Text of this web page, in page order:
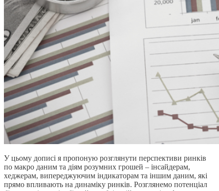
У цьому дописі я пропоную розглянути перспективи ринків
по макро даним та діям розумних грошей – інсайдерам,
хеджерам, випереджуючим індикаторам та іншим даним, які
прямо впливають на динаміку ринків. Розглянемо потенціал